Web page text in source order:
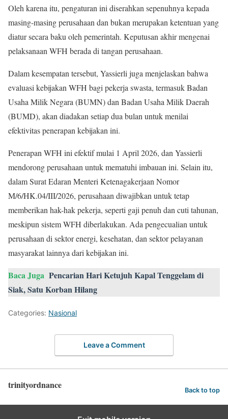
Oleh karena itu, pengaturan ini diserahkan sepenuhnya kepada
masing-masing perusahaan dan bukan merupakan ketentuan yang
diatur secara baku oleh pemerintah. Keputusan akhir mengenai
pelaksanaan WFH berada di tangan perusahaan.
Dalam kesempatan tersebut, Yassierli juga menjelaskan bahwa
evaluasi kebijakan WFH bagi pekerja swasta, termasuk Badan
Usaha Milik Negara (BUMN) dan Badan Usaha Milik Daerah
(BUMD), akan diadakan setiap dua bulan untuk menilai
efektivitas penerapan kebijakan ini.
Penerapan WFH ini efektif mulai 1 April 2026, dan Yassierli
mendorong perusahaan untuk mematuhi imbauan ini. Selain itu,
dalam Surat Edaran Menteri Ketenagakerjaan Nomor
M/6/HK.04/III/2026, perusahaan diwajibkan untuk tetap
memberikan hak-hak pekerja, seperti gaji penuh dan cuti tahunan,
meskipun sistem WFH diberlakukan. Ada pengecualian untuk
perusahaan di sektor energi, kesehatan, dan sektor pelayanan
masyarakat lainnya dari kebijakan ini.
Baca Juga Pencarian Hari Ketujuh Kapal Tenggelam di
Siak, Satu Korban Hilang
Categories: Nasional
Leave a Comment
trinityordnance Back to top